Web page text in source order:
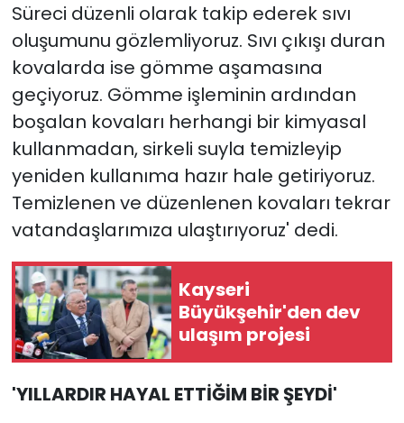
Süreci düzenli olarak takip ederek sıvı
oluşumunu gözlemliyoruz. Sıvı çıkışı duran
kovalarda ise gömme aşamasına
geçiyoruz. Gömme işleminin ardından
boşalan kovaları herhangi bir kimyasal
kullanmadan, sirkeli suyla temizleyip
yeniden kullanıma hazır hale getiriyoruz.
Temizlenen ve düzenlenen kovaları tekrar
vatandaşlarımıza ulaştırıyoruz' dedi.
Kayseri
Büyükşehir'den dev
ulaşım projesi
'YILLARDIR HAYAL ETTİĞİM BİR ŞEYDİ'